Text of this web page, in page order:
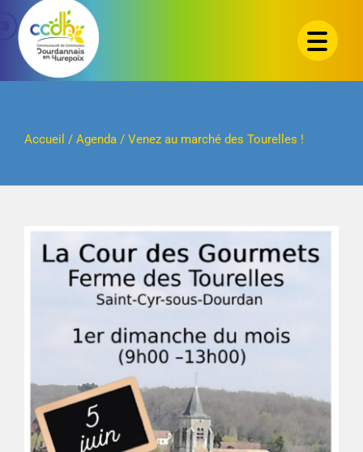
Passer
contenu
Accueil / Agenda/ Venez au marché des Tourelles !